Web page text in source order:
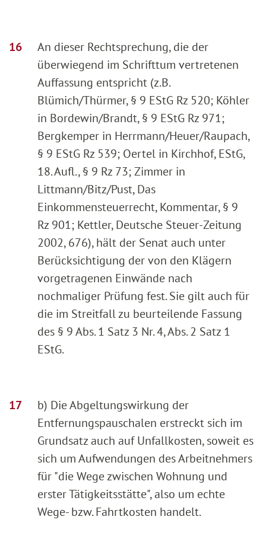
An dieser Rechtsprechung, die der
überwiegend im Schrifttum vertretenen
Auffassung entspricht (z.B.
Blümich/Thürmer, § 9 EStG Rz 520; Köhler
in Bordewin/Brandt, § 9 EStG Rz 971;
Bergkemper in Herrmann/Heuer/Raupach,
§ 9 EStG Rz 539; Oertel in Kirchhof, EStG,
18. Aufl., § 9 Rz 73; Zimmer in
Littmann/Bitz/Pust, Das
Einkommensteuerrecht, Kommentar, § 9
Rz 901; Kettler, Deutsche Steuer-Zeitung
2002, 676), hält der Senat auch unter
Berücksichtigung der von den Klägern
vorgetragenen Einwände nach
nochmaliger Prüfung fest. Sie gilt auch für
die im Streitfall zu beurteilende Fassung
des § 9 Abs. 1 Satz 3 Nr. 4, Abs. 2 Satz 1
EStG.
b) Die Abgeltungswirkung der
Entfernungspauschalen erstreckt sich im
Grundsatz auch auf Unfallkosten, soweit es
sich um Aufwendungen des Arbeitnehmers
für "die Wege zwischen Wohnung und
erster Tätigkeitsstätte", also um echte
Wege- bzw. Fahrtkosten handelt.